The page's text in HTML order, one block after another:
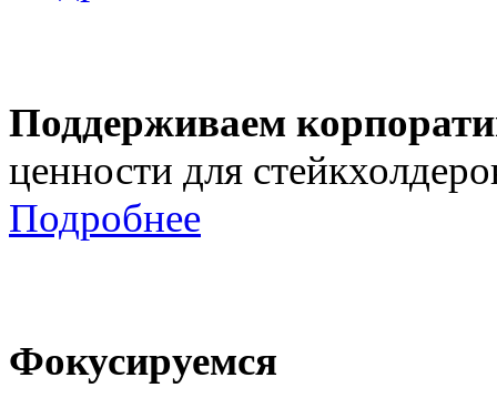
Поддерживаем
ценности для
Подробнее
Фокусируемся